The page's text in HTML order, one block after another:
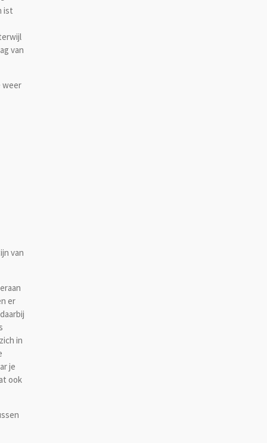
ist
van
weer
van
er
in
je
ook